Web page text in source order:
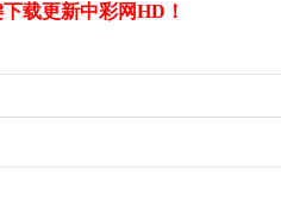
载更新中彩网HD！